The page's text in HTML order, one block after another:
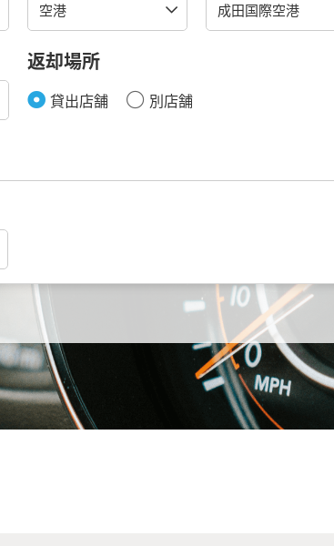
返却場所
貸出店舗 別店舗